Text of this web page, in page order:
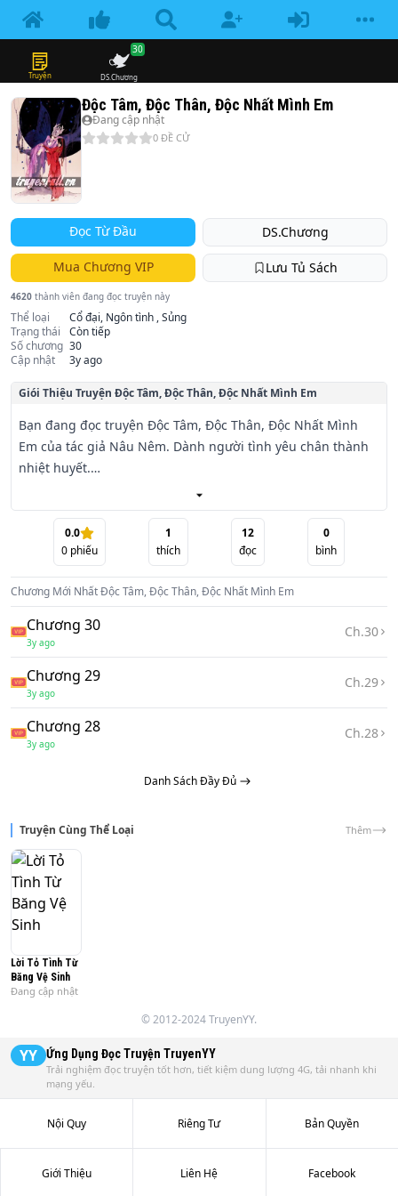
Truyện DS.Chương
30
Độc Tâm, Độc Thân, Độc Nhất Mình Em
Đang cập nhật
0 ĐỀ CỬ
Đọc Từ Đầu DS.Chương
Mua Chương VIP Lưu Tủ Sách
4620 thành viên đang đọc truyện này
Thể loại
Cổ đại, Ngôn tình , Sủng
Trạng thái
Còn tiếp
Số chương 30
Cập nhật
3y ago
Giói Thiệu Truyện Độc Tâm, Độc Thân, Độc Nhất Mình Em
Bạn đang đọc truyện Độc Tâm, Độc Thân, Độc Nhất Mình
Em của tác giả Nâu Nêm. Dành người tình yêu chân thành
nhiệt huyết.
Bia đá lạnh lẽo.
Trái tim ấm nóng.
Nắm chặt tay người không buông chấp niệm.
Đổi kiếp không đổi tình.
Mang theo tấm lòng chung thủy, chỉ mong có thể cùng
người sống đến bạc đầu.
Dành người tình yêu nhiệt huyết.
Trái tim ấm nóng.
Đổi kiếp không đổi lòng.
0.0
0 phiếu
1
thích
12
đọc
0
bình
Chương Mới NhấtĐộc Tâm, Độc Thân, Độc Nhất Mình Em
Chương 30
3y ago
Ch.30
Chương 29
3y ago
Ch.29
Chương 28
3y ago
Ch.28
Danh Sách Đầy Đủ
Truyện Cùng Thể Loại Thêm
Lời Tỏ Tình Từ
Băng Vệ Sinh
Đang cập nhật
© 2012-2024 TruyenYY.
YY Ứng Dụng Đọc Truyện TruyenYY
Trải nghiệm đọc truyện tốt hơn, tiết kiệm dung lượng 4G, tải nhanh khi
mạng yếu.
Nội Quy Riêng Tư Bản Quyền
Giới Thiệu Liên Hệ Facebook